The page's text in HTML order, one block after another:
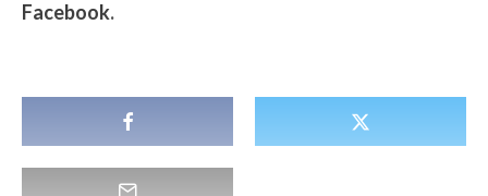
Facebook.